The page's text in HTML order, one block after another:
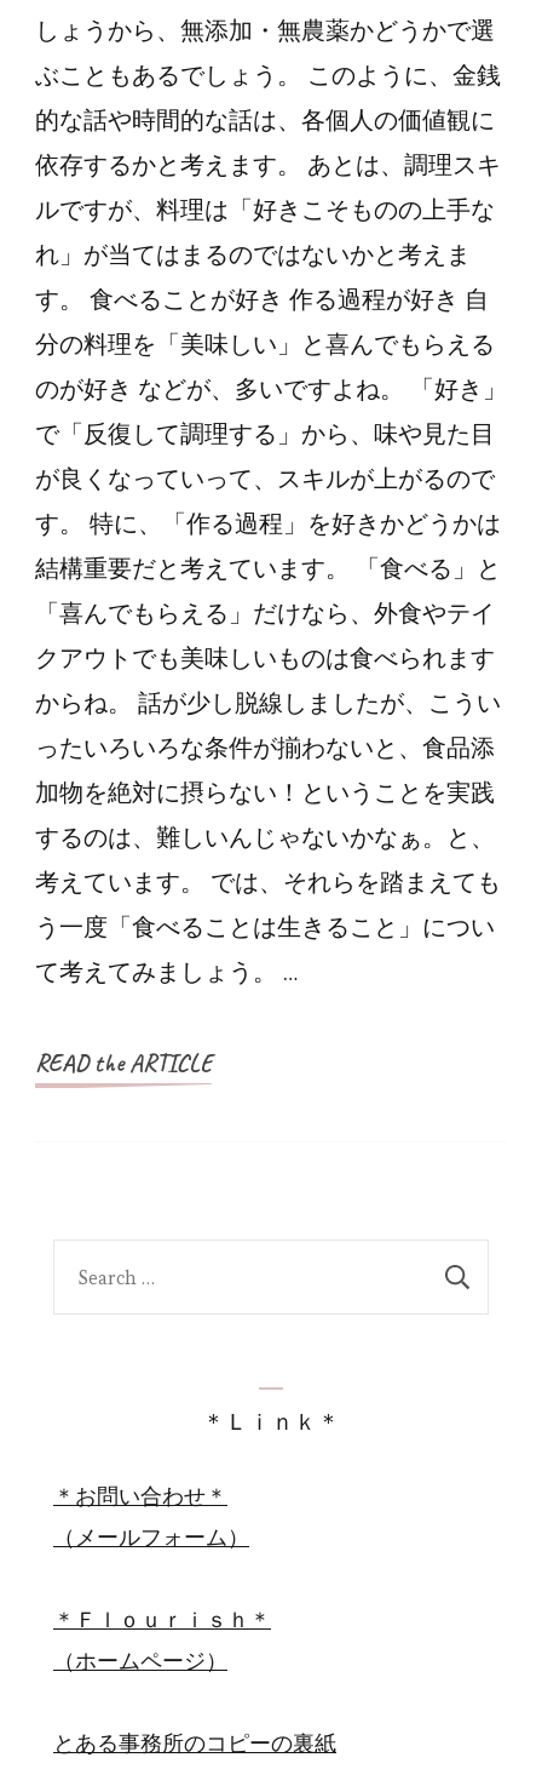
しょうから、無添加・無農薬かどうかで選
ぶこともあるでしょう。 このように、金銭
的な話や時間的な話は、各個人の価値観に
依存するかと考えます。 あとは、調理スキ
ルですが、料理は「好きこそものの上手な
れ」が当てはまるのではないかと考えま
す。 食べることが好き 作る過程が好き 自
分の料理を「美味しい」と喜んでもらえる
のが好き などが、多いですよね。 「好き」
で「反復して調理する」から、味や見た目
が良くなっていって、スキルが上がるので
す。 特に、「作る過程」を好きかどうかは
結構重要だと考えています。 「食べる」と
「喜んでもらえる」だけなら、外食やテイ
クアウトでも美味しいものは食べられます
からね。 話が少し脱線しましたが、こうい
ったいろいろな条件が揃わないと、食品添
加物を絶対に摂らない！ということを実践
するのは、難しいんじゃないかなぁ。と、
考えています。 では、それらを踏まえても
う一度「食べることは生きること」につい
て考えてみましょう。 …
READ the ARTICLE
＊Ｌｉｎｋ＊
＊お問い合わせ＊
（メールフォーム）
＊Ｆｌｏｕｒｉｓｈ＊
（ホームページ）
とある事務所のコピーの裏紙